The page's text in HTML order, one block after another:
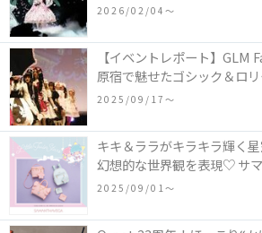
COLLECTION in TOKYO
2026/02/04〜
【イベントレポート】GLM
原宿で魅せたゴシック＆ロ
2025/09/17〜
キキ＆ララがキラキラ輝く星
幻想的な世界観を表現♡ サ
ツインスターズ』50周年ア
2025/09/01〜